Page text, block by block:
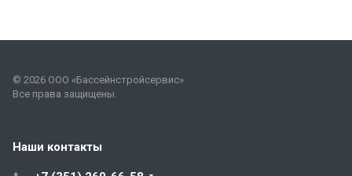
© 2026 ООО «Бассейнстройсервис»
Все права защищены.
Наши контакты